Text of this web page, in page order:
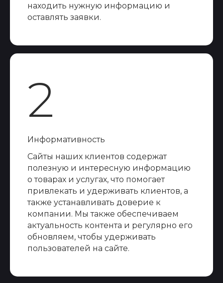
находить нужную информацию и
оставлять заявки.
2
Информативность
Сайты наших клиентов содержат
полезную и интересную информацию
о товарах и услугах, что помогает
привлекать и удерживать клиентов, а
также устанавливать доверие к
компании. Мы также обеспечиваем
актуальность контента и регулярно его
обновляем, чтобы удерживать
пользователей на сайте.